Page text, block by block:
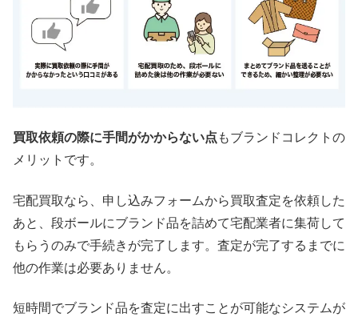
買取依頼の際に手間がかからない点 もブランドコレクトの
メリットです。
宅配買取なら、申し込みフォームから買取査定を依頼した
あと、段ボールにブランド品を詰めて宅配業者に集荷して
もらうのみで手続きが完了します。査定が完了するまでに
他の作業は必要ありません。
短時間でブランド品を査定に出すことが可能なシステムが